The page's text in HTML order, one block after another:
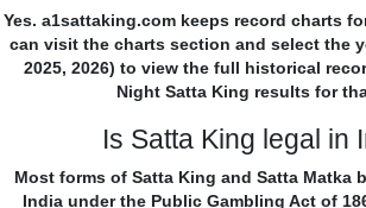
Yes. a1sattaking.com keeps record charts
can visit the charts section and select the
2025, 2026) to view the full historical
Night Satta King results for
Is Satta King legal in
Most forms of Satta King and Satta Matka
India under the Public Gambling Act of